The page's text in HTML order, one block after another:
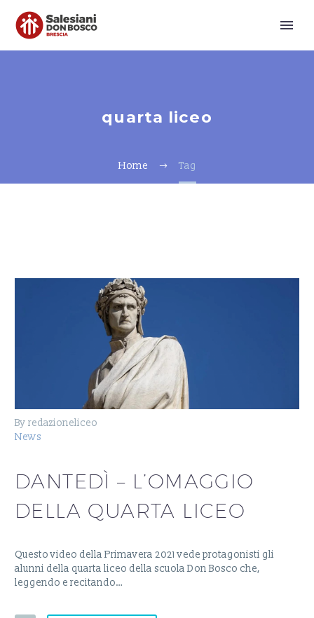
quarta liceo
Home Tag
By redazioneliceo
News
DANTEDÌ – L’OMAGGIO
DELLA QUARTA LICEO
Questo video della Primavera 2021 vede protagonisti gli
alunni della quarta liceo della scuola Don Bosco che,
leggendo e recitando…